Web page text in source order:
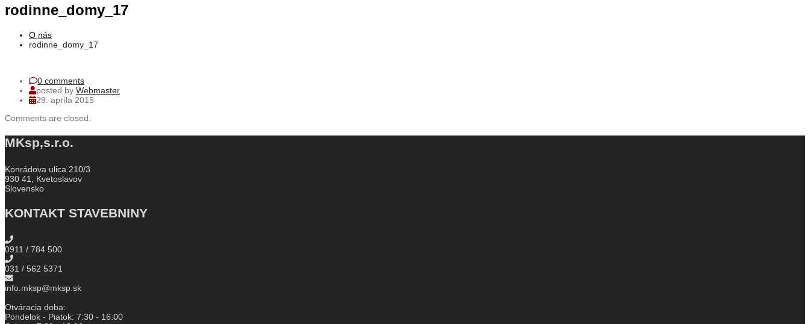
rodinne_domy_17
O nás
rodinne_domy_17
0 comments
posted by Webmaster
29. apríla 2015
Comments are closed.
MKsp,s.r.o.
Konrádova ulica 210/3
930 41, Kvetoslavov
Slovensko
KONTAKT STAVEBNINY
0911 / 784 500
031 / 562 5371
info.mksp@mksp.sk
Otváracia doba:
Pondelok - Piatok: 7:30 - 16:00